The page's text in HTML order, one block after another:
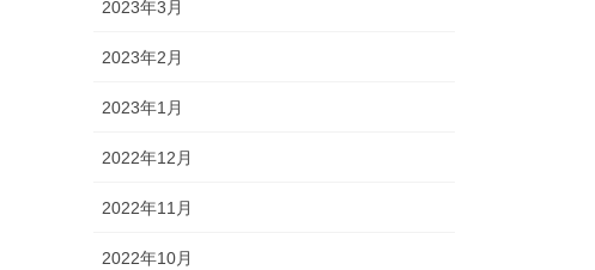
2023年3月
2023年2月
2023年1月
2022年12月
2022年11月
2022年10月